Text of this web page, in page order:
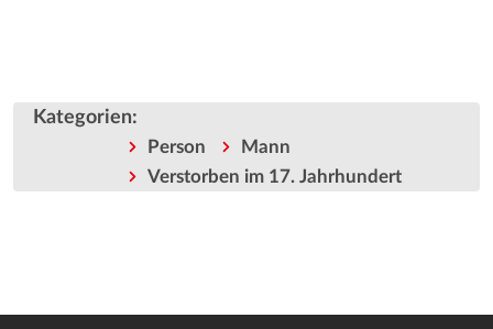
Kategorien:
Person
Mann
Verstorben im 17. Jahrhundert